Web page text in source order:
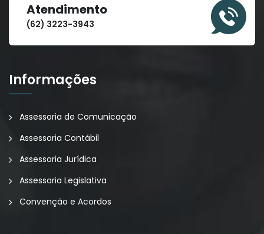
Atendimento
(62) 3223-3943
Informações
Assessoria de Comunicação
Assessoria Contábil
Assessoria Jurídica
Assessoria Legislativa
Convenção e Acordos